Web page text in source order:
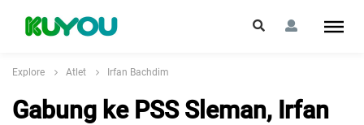
Explore Atlet Irfan Bachdim
Gabung ke PSS Sleman, Irfan